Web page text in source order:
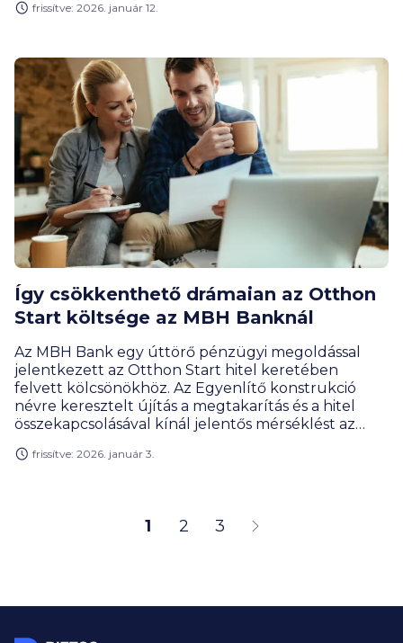
számlacsomagban ragadt, így most is érdemes
díja is emelkedik jövőre.
frissítve: 2026. január 12.
Így csökkenthető drámaian az Otthon
Start költsége az MBH Banknál
Az MBH Bank egy úttörő pénzügyi megoldással
jelentkezett az Otthon Start hitel keretében
felvett kölcsönökhöz. Az Egyenlítő konstrukció
névre keresztelt újítás a megtakarítás és a hitel
összekapcsolásával kínál jelentős mérséklést az
ügyfeleket a tudatos pénzügyi tervezésre.
frissítve: 2026. január 3.
1 2 3